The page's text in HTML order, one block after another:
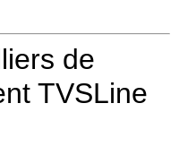
de
TVSLine